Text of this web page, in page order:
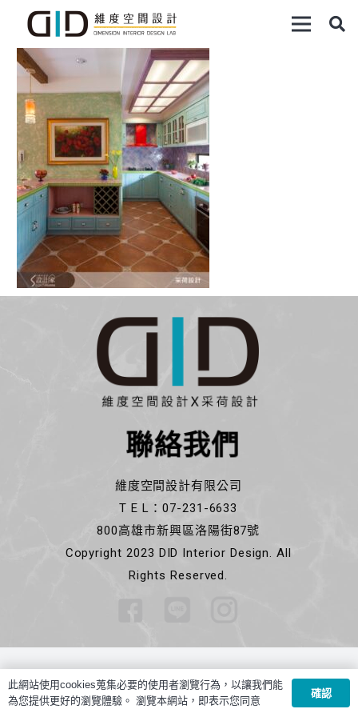
聯絡我們
維度空間設計有限公司
T E L：07-231-6633
800高雄市新興區洛陽街87號
Copyright 2023 DID Interior Design. All
Rights Reserved.
此網站使用cookies蒐集必要的使用者瀏覽行為，以讓我們能
為您提供更好的瀏覽體驗。 瀏覽本網站，即表示您同意
確認